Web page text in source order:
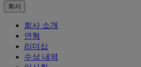
회사
회사 소개
연혁
리더십
수상 내역